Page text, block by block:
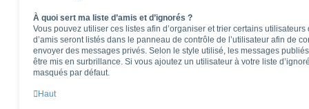
À quoi sert ma liste d’amis et d’ignorés ?
Vous pouvez utiliser ces listes afin d’organiser et trier certains
d’amis seront listés dans le panneau de contrôle de l’utilisateur afin de
envoyer des messages privés. Selon le style utilisé, les messages
être mis en surbrillance. Si vous ajoutez un utilisateur à votre liste
masqués par défaut.
Haut